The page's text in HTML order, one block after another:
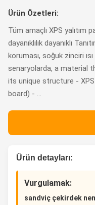
Ürün Özetleri:
Tüm amaçlı XPS yalıtım
dayanıklılık dayanıklı
koruması, soğuk zinciri
senaryolarda, a material
its unique structure -
board) - ...
Ürün detayları:
Vurgulamak:
sandviç çekirdek